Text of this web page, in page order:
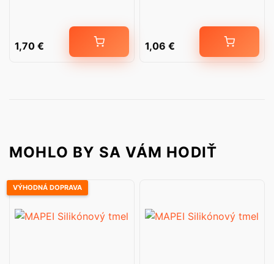
1,70 € 1,06 €
MOHLO BY SA VÁM HODIŤ
VÝHODNÁ DOPRAVA